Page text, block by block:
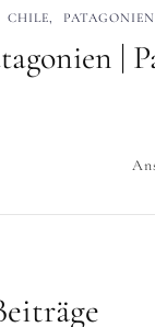
CHILE PATAGONIEN
|